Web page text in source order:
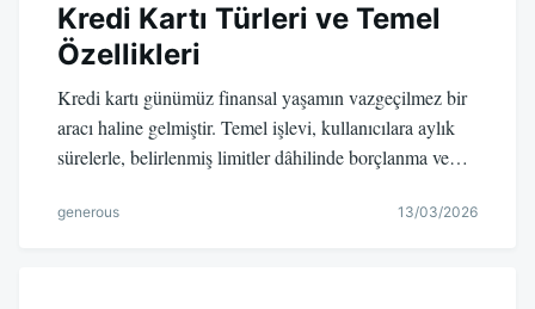
Kredi Kartı Türleri ve Temel
Özellikleri
Kredi kartı günümüz finansal yaşamın vazgeçilmez bir
aracı haline gelmiştir. Temel işlevi, kullanıcılara aylık
sürelerle, belirlenmiş limitler dâhilinde borçlanma ve…
generous 13/03/2026